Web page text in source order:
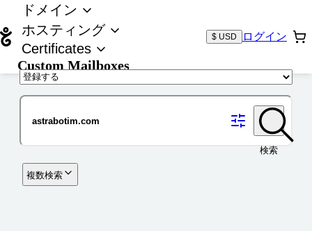
ドメイン
ホスティング
Certificates
Custom Mailboxes
$ USD ログイン
検索
複数検索